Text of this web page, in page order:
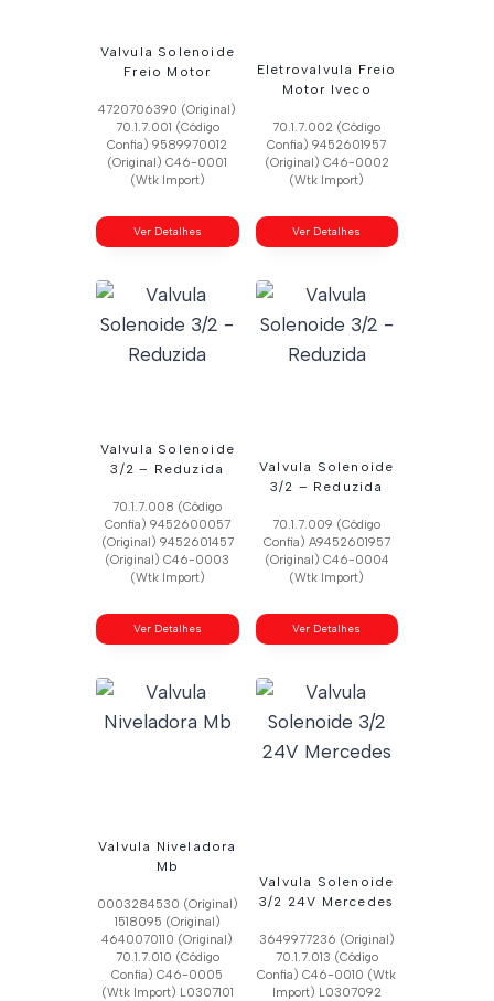
Valvula Solenoide
Freio Motor
4720706390 (Original)
70.1.7.001 (Código
Confia) 9589970012
(Original) C46-0001
(Wtk Import)
Ver Detalhes
Eletrovalvula Freio
Motor Iveco
70.1.7.002 (Código
Confia) 9452601957
(Original) C46-0002
(Wtk Import)
Ver Detalhes
Valvula Solenoide
3/2 – Reduzida
70.1.7.008 (Código
Confia) 9452600057
(Original) 9452601457
(Original) C46-0003
(Wtk Import)
Ver Detalhes
Valvula Solenoide
3/2 – Reduzida
70.1.7.009 (Código
Confia) A9452601957
(Original) C46-0004
(Wtk Import)
Ver Detalhes
Valvula Niveladora
Mb
0003284530 (Original)
1518095 (Original)
4640070110 (Original)
70.1.7.010 (Código
Confia) C46-0005
(Wtk Import) L0307101
Valvula Solenoide
3/2 24V Mercedes
3649977236 (Original)
70.1.7.013 (Código
Confia) C46-0010 (Wtk
Import) L0307092